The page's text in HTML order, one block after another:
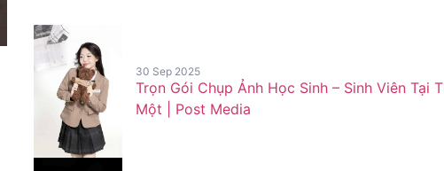
30 Sep 2025
Trọn Gói Chụp Ảnh Học Sinh – Sinh Viên Tại
Một | Post Media